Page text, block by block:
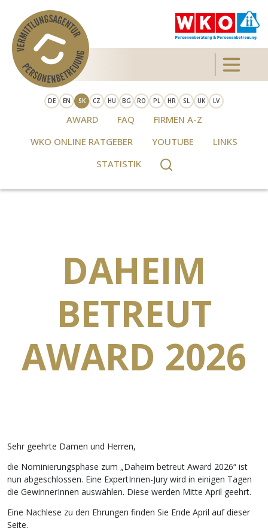
Skip to main content Toggle
DE EN SK CZ HU BG RO PL HR SL UK LV
AWARD FAQ
FIRMEN A-Z
WKO ONLINE RATGEBER
YOUTUBE
LINKS
STATISTIK
DAHEIM
BETREUT
AWARD 2026
Sehr geehrte Damen und Herren,
die Nominierungsphase zum „Daheim betreut Award 2026“ ist
nun abgeschlossen. Eine ExpertInnen-Jury wird in einigen Tagen
die GewinnerInnen auswählen. Diese werden Mitte April geehrt.
Eine Nachlese zu den Ehrungen finden Sie Ende April auf dieser
Seite.